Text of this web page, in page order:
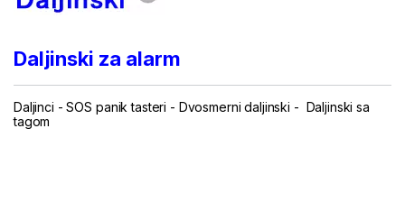
Daljinski za alarm
Daljinci -SOS panik tasteri - Dvosmerni daljinski - Daljinski sa
tagom